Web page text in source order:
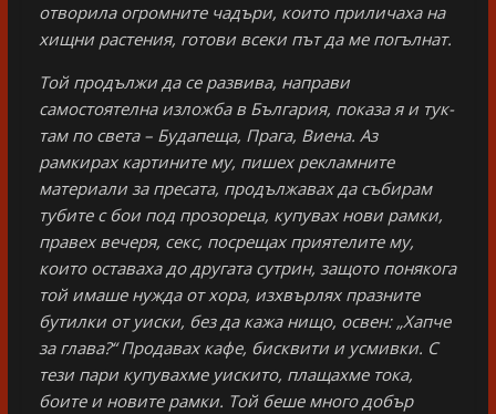
отворила огромните чадъри, които приличаха на
хищни растения, готови всеки път да ме погълнат.
Той продължи да се развива, направи
самостоятелна изложба в България, показа я и тук-
там по света – Будапеща, Прага, Виена. Аз
рамкирах картините му, пишех рекламните
материали за пресата, продължавах да събирам
тубите с бои под прозореца, купувах нови рамки,
правех вечеря, секс, посрещах приятелите му,
които оставаха до другата сутрин, защото понякога
той имаше нужда от хора, изхвърлях празните
бутилки от уиски, без да кажа нищо, освен: „Хапче
за глава?“ Продавах кафе, бисквити и усмивки. С
тези пари купувахме уискито, плащахме тока,
боите и новите рамки. Той беше много добър